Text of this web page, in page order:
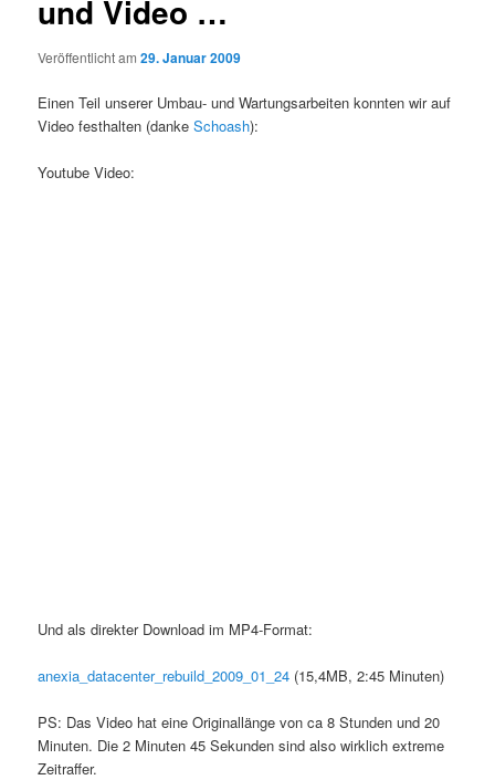
und Video …
Veröffentlicht am29. Januar 2009
Einen Teil unserer Umbau- und Wartungsarbeiten konnten wir auf
Video festhalten (dankeSchoash):
Youtube Video:
Und als direkter Download im MP4-Format:
anexia_datacenter_rebuild_2009_01_24 (15,4MB, 2:45 Minuten)
PS: Das Video hat eine Originallänge von ca 8 Stunden und 20
Minuten. Die 2 Minuten 45 Sekunden sind also wirklich extreme
Zeitraffer.